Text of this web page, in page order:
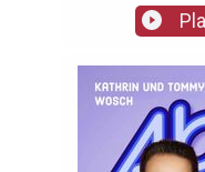
Betroffenen